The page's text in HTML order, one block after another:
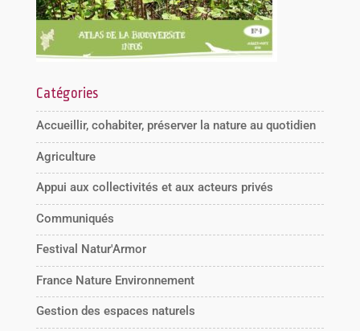
Catégories
Accueillir, cohabiter, préserver la nature au quotidien
Agriculture
Appui aux collectivités et aux acteurs privés
Communiqués
Festival Natur'Armor
France Nature Environnement
Gestion des espaces naturels